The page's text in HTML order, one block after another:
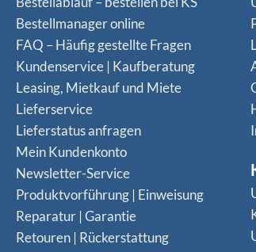
Bestellmanager online
FAQ – Häufig gestellte Fragen
Kundenservice | Kaufberatung
Leasing, Mietkauf und Miete
Lieferservice
Lieferstatus anfragen
Mein Kundenkonto
Newsletter-Service
Produktvorführung | Einweisung
Reparatur | Garantie
Retouren | Rückerstattung